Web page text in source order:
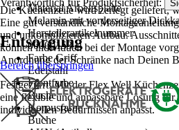
Material Arbeitsplatte
Melamin mit vorderseitiger
Herstellerartikelnummer
00009153
Farbe Griff
Edelstahl
Frontfarbe
Buche
Korpusfarbe
Buche
Die Küchenzeile wird zerlegt geliefert,
Eine gut verständliche
und unkomplizierten Aufbau.
können individuell bei der Montage
Anordnung der Schränke nach Deinen
Festgezurrt: Mit der Flex Well
eine flexible und anpassbare Lösung
individuellen Bedürfnissen anpasst.
Verantwortlich für Produktsicherheit:
Entsorgung
Bereich überspringen